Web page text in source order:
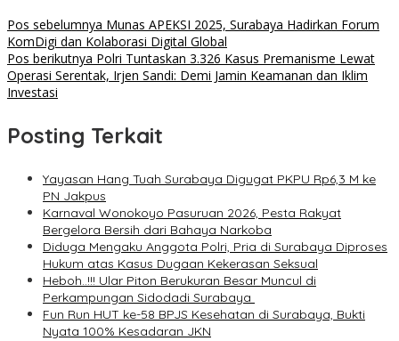
Pos sebelumnya Munas APEKSI 2025, Surabaya Hadirkan Forum
KomDigi dan Kolaborasi Digital Global
Pos berikutnya Polri Tuntaskan 3.326 Kasus Premanisme Lewat
Operasi Serentak, Irjen Sandi: Demi Jamin Keamanan dan Iklim
Investasi
Posting Terkait
Yayasan Hang Tuah Surabaya Digugat PKPU Rp6,3 M ke
PN Jakpus
Karnaval Wonokoyo Pasuruan 2026, Pesta Rakyat
Bergelora Bersih dari Bahaya Narkoba
Diduga Mengaku Anggota Polri, Pria di Surabaya Diproses
Hukum atas Kasus Dugaan Kekerasan Seksual
Heboh..!!! Ular Piton Berukuran Besar Muncul di
Perkampungan Sidodadi Surabaya
Fun Run HUT ke-58 BPJS Kesehatan di Surabaya, Bukti
Nyata 100% Kesadaran JKN